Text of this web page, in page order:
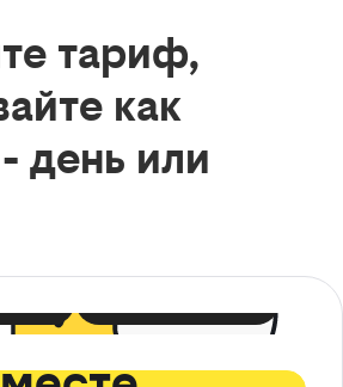
тариф,
как
день или